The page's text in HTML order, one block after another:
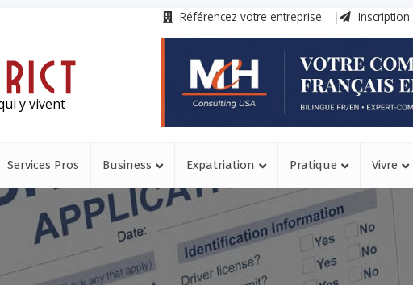
Référencez votre entreprise
y vivent
Services Pros Business Expatriation Pratique Vivre